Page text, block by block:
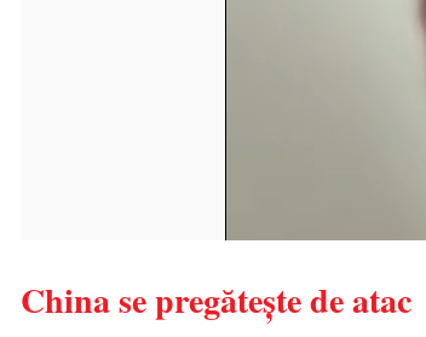
China se pregăteşte de atac